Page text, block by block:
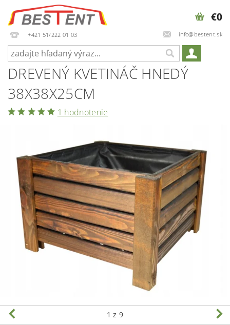
+421 51/222 01 03 info@bestent.sk
€0
DREVENÝ KVETINÁČ HNEDÝ
38X38X25CM
1 hodnotenie
1 z 9